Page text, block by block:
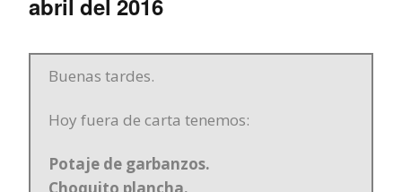
abril del 2016
Buenas tardes.
Hoy fuera de carta tenemos:
Potaje de garbanzos.